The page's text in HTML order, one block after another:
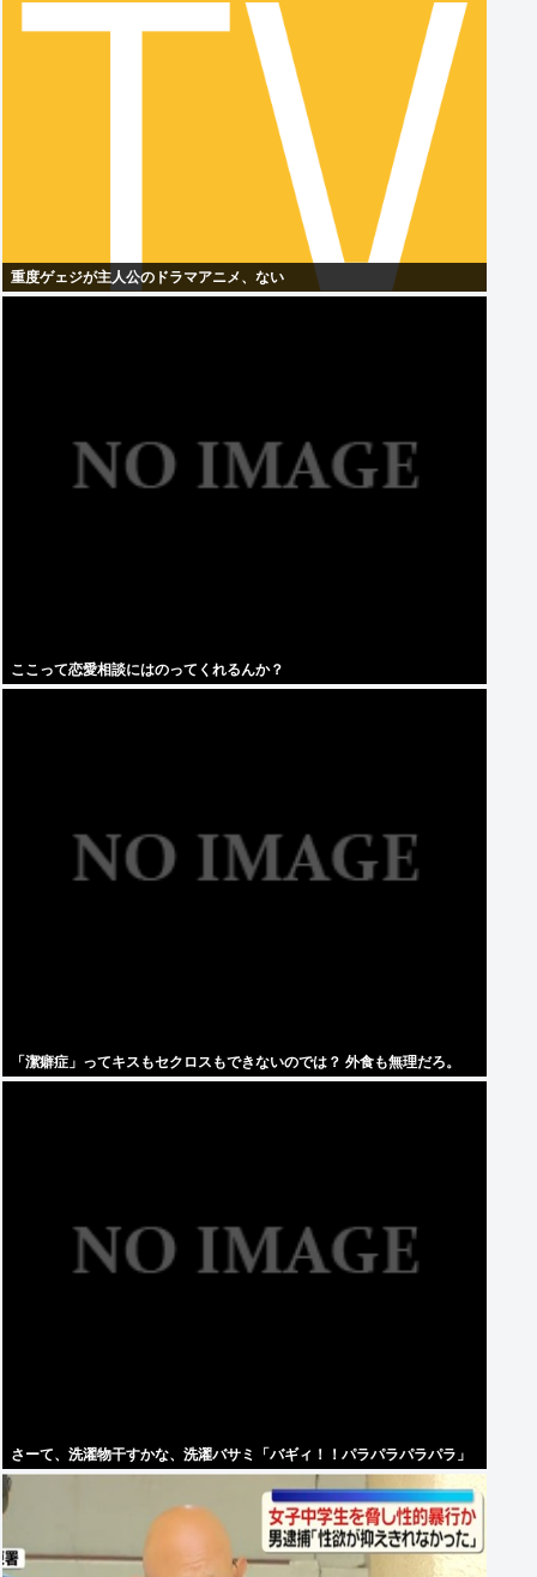
重度ゲェジが主人公のドラマアニメ、ない
ここって恋愛相談にはのってくれるんか？
「潔癖症」ってキスもセクロスもできないのでは？ 外食も無理だろ。
さーて、洗濯物干すかな、洗濯バサミ「バギィ！！パラパラパラパラ」